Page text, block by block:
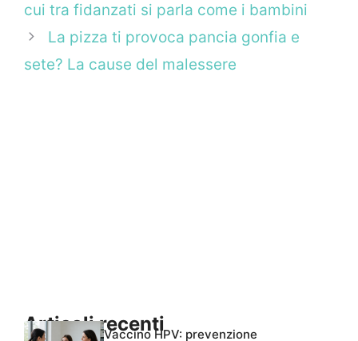
cui tra fidanzati si parla come i bambini
La pizza ti provoca pancia gonfia e
sete? La cause del malessere
Articoli recentiVaccino HPV: prevenzione